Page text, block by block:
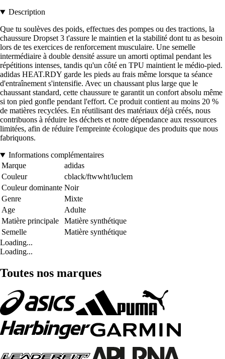
Description
Que tu soulèves des poids, effectues des pompes ou des tractions, la
chaussure Dropset 3 t'assure le maintien et la stabilité dont tu as besoin
lors de tes exercices de renforcement musculaire. Une semelle
intermédiaire à double densité assure un amorti optimal pendant les
répétitions intenses, tandis qu'un côté en TPU maintient le médio-pied.
adidas HEAT.RDY garde les pieds au frais même lorsque ta séance
d'entraînement s'intensifie. Avec un chaussant plus large que le
chaussant standard, cette chaussure te garantit un confort absolu même
si ton pied gonfle pendant l'effort. Ce produit contient au moins 20 %
de matières recyclées. En réutilisant des matériaux déjà créés, nous
contribuons à réduire les déchets et notre dépendance aux ressources
limitées, afin de réduire l'empreinte écologique des produits que nous
fabriquons.
Informations complémentaires
Marque
adidas
Couleur
cblack/ftwwht/luclem
Couleur dominante Noir
Genre
Mixte
Age
Adulte
Matière principale
Matière synthétique
Semelle
Matière synthétique
Loading...
Loading...
Toutes nos marques